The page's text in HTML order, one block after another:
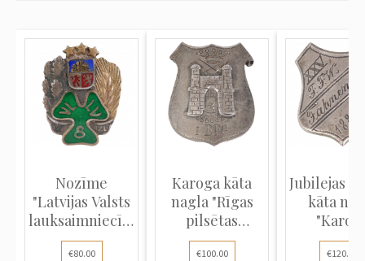
Nozīme
"Latvijas Valsts
lauksaimniecības
vidu...
€80.00
Karoga kāta
nagla "Rīgas
pilsētas
ģerbonis un...
€100.00
Jubilejas
kāta
€120.00